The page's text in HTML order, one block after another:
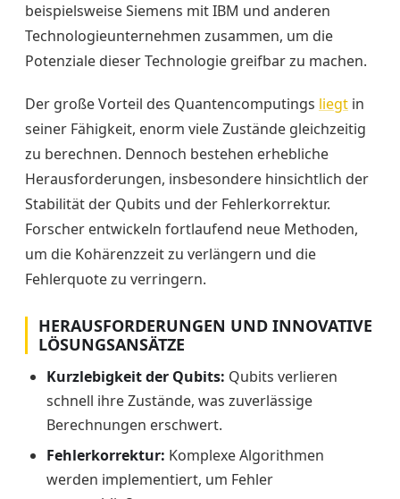
beispielsweise Siemens mit IBM und anderen
Technologieunternehmen zusammen, um die
Potenziale dieser Technologie greifbar zu machen.
Der große Vorteil des Quantencomputings liegt in
seiner Fähigkeit, enorm viele Zustände gleichzeitig
zu berechnen. Dennoch bestehen erhebliche
Herausforderungen, insbesondere hinsichtlich der
Stabilität der Qubits und der Fehlerkorrektur.
Forscher entwickeln fortlaufend neue Methoden,
um die Kohärenzzeit zu verlängern und die
Fehlerquote zu verringern.
HERAUSFORDERUNGEN UND INNOVATIVE
LÖSUNGSANSÄTZE
Kurzlebigkeit der Qubits: Qubits verlieren
schnell ihre Zustände, was zuverlässige
Berechnungen erschwert.
Fehlerkorrektur: Komplexe Algorithmen
werden implementiert, um Fehler